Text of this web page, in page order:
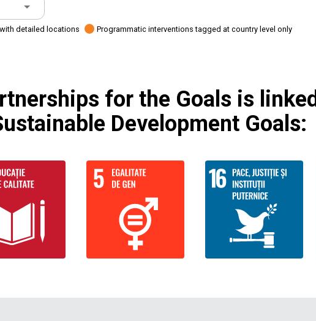
detailed locations Programmatic interventions tagged at country level only
for the Goals is linked
Development Goals: